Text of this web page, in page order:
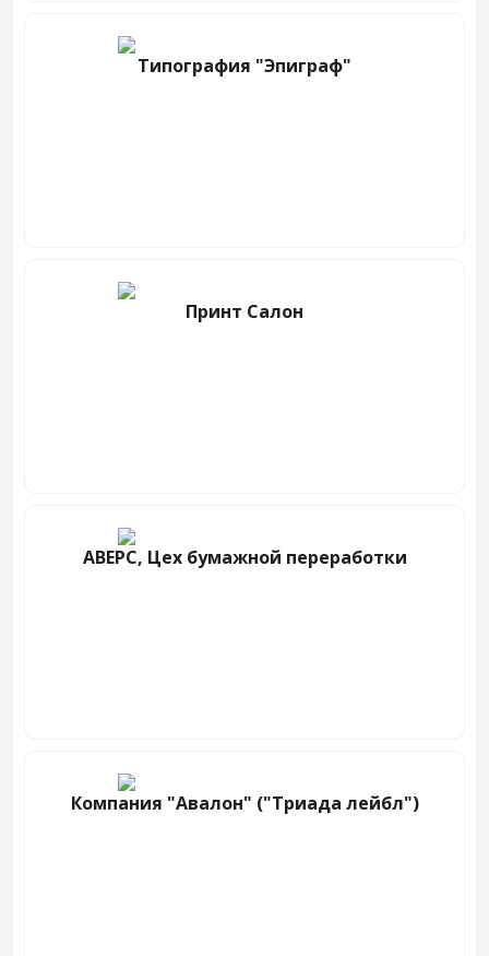
Типография "Эпиграф"
Принт Салон
АВЕРС, Цех бумажной переработки
Компания "Авалон" ("Триада лейбл")